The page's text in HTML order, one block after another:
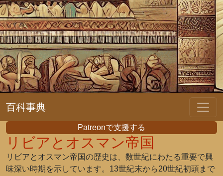
百科事典
Patreonで支援する
リビアとオスマン帝国
リビアとオスマン帝国の歴史は、数世紀にわたる重要で興
味深い時期を示しています。13世紀末から20世紀初頭まで